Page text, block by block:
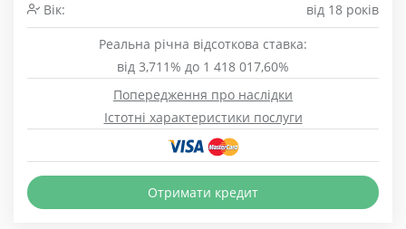
Вік:
від 18 років
Реальна річна відсоткова ставка:
від 3,711% до 1 418 017,60%
Попередження про наслідки
Істотні характеристики послуги
Отримати кредит